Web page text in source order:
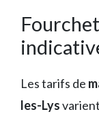
Les tarifs de
les-Lys